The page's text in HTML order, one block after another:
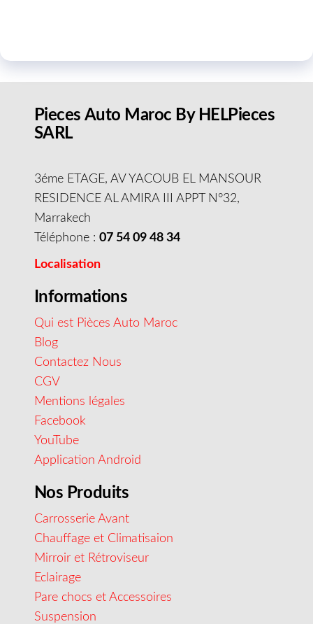
Pieces Auto Maroc By HELPieces
SARL
3éme ETAGE, AV YACOUB EL MANSOUR
RESIDENCE AL AMIRA III APPT N°32,
Marrakech
Téléphone : 07 54 09 48 34
Localisation
Informations
Qui est Pièces Auto Maroc
Blog
Contactez Nous
CGV
Mentions légales
Facebook
YouTube
Application Android
Nos Produits
Carrosserie Avant
Chauffage et Climatisaion
Mirroir et Rétroviseur
Eclairage
Pare chocs et Accessoires
Suspension